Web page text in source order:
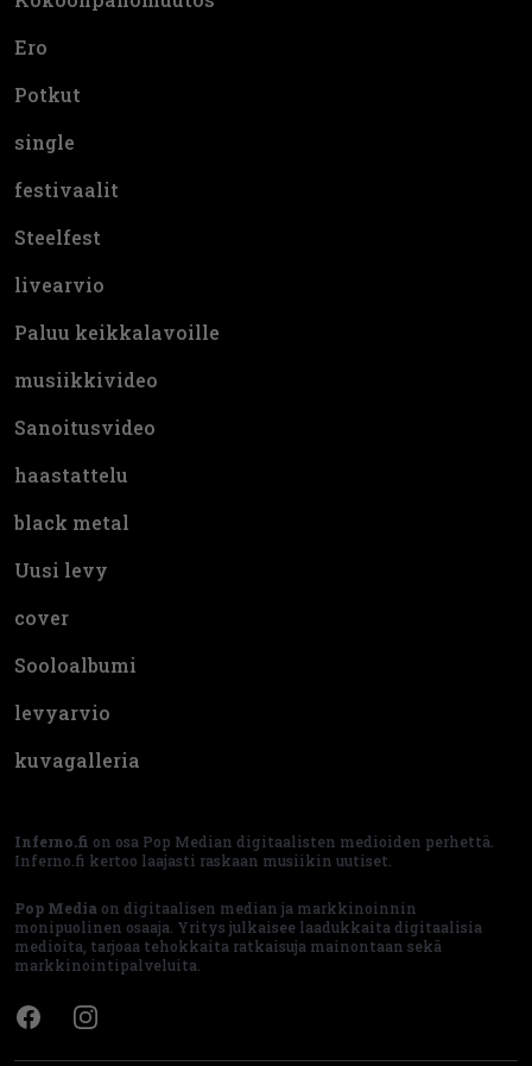
Ero
Potkut
single
festivaalit
Steelfest
livearvio
Paluu keikkalavoille
musiikkivideo
Sanoitusvideo
haastattelu
black metal
Uusi levy
cover
Sooloalbumi
levyarvio
kuvagalleria
Inferno.fi on osa Pop Median digitaalisten medioiden perhettä.
Inferno.fi kertoo laajasti raskaan musiikin uutiset.
Pop Media on digitaalisen median ja markkinoinnin
monipuolinen osaaja. Yritys julkaisee laadukkaita digitaalisia
medioita, tarjoaa tehokkaita ratkaisuja mainontaan sekä
markkinointipalveluita.
FacebookInstagram